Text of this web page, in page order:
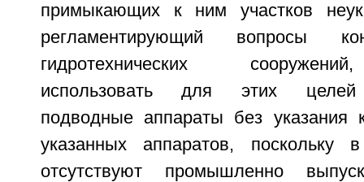
примыкающих к ним участков
регламентирующий вопросы
гидротехнических
использовать для этих целей
подводные аппараты без указания
указанных аппаратов, поскольку
отсутствуют промышленно